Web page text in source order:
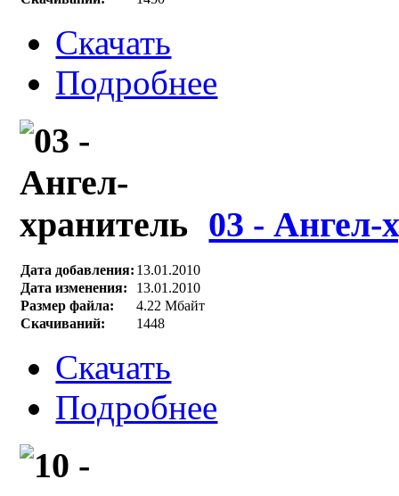
Скачать
Подробнее
03 - Ангел-
Дата добавления: 13.01.2010
Дата изменения:
13.01.2010
Размер файла:
4.22 Мбайт
Скачиваний:
1448
Скачать
Подробнее